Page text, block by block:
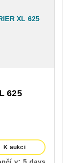
625
K aukci
v: 5 days